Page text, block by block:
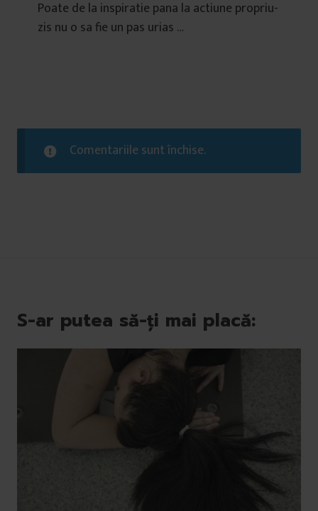
Poate de la inspiratie pana la actiune propriu-
zis nu o sa fie un pas urias …
Comentariile sunt închise.
S-ar putea să-ți mai placă: